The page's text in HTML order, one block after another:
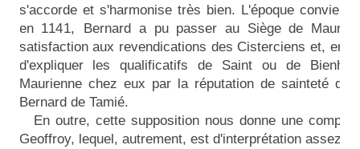
s'accorde et s'harmonise très bien. L'époque convient
en 1141, Bernard a pu passer au Siège de
satisfaction aux revendications des Cisterciens et, en
d'expliquer les qualificatifs de Saint ou de
Maurienne chez eux par la réputation de sainteté
Bernard de Tamié.
En outre, cette supposition nous donne une
Geoffroy, lequel, autrement, est d'interprétation assez